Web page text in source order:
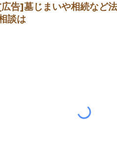
告]墓じまいや相続など
談は